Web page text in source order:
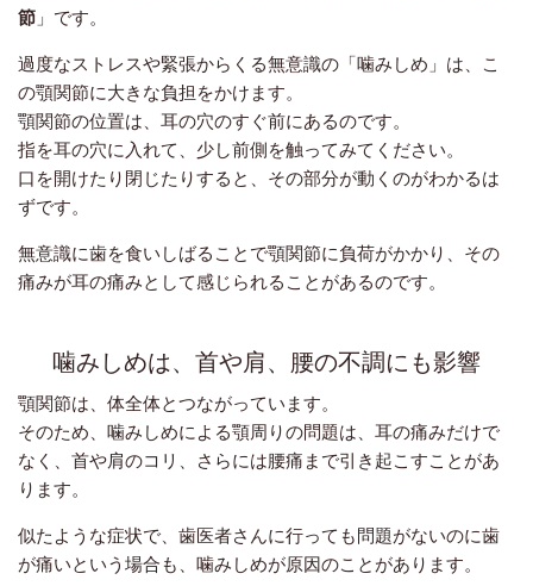
節 」です。
過度なストレスや緊張からくる無意識の「噛みしめ」は、こ
の顎関節に大きな負担をかけます。
顎関節の位置は、耳の穴のすぐ前にあるのです。
指を耳の穴に入れて、少し前側を触ってみてください。
口を開けたり閉じたりすると、その部分が動くのがわかるは
ずです。
無意識に歯を食いしばることで顎関節に負荷がかかり、その
痛みが耳の痛みとして感じられることがあるのです。
噛みしめは、首や肩、腰の不調にも影響
顎関節は、体全体とつながっています。
そのため、噛みしめによる顎周りの問題は、耳の痛みだけで
なく、首や肩のコリ、さらには腰痛まで引き起こすことがあ
ります。
似たような症状で、歯医者さんに行っても問題がないのに歯
が痛いという場合も、噛みしめが原因のことがあります。